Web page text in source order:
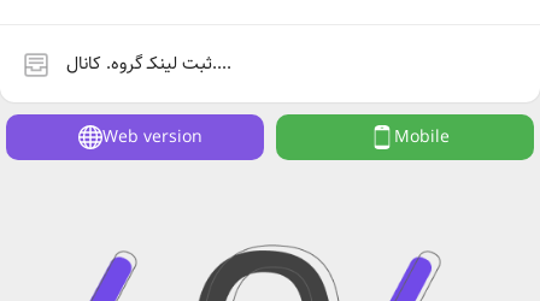
ثبت لینکـ گروه. کانال....
Web version Mobile